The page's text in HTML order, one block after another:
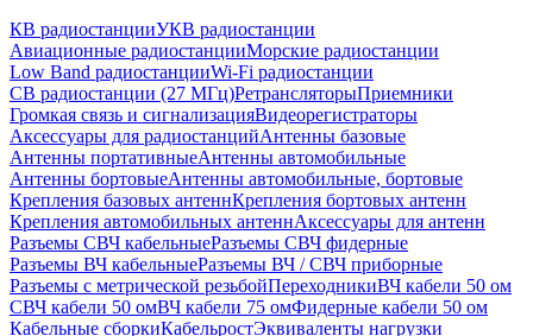
КВ радиостанцииУКВ радиостанции
Авиационные радиостанцииМорские радиостанции
Low Band радиостанцииWi-Fi радиостанции
CB радиостанции (27 МГц)РетрансляторыПриемники
Громкая связь и сигнализацияВидеорегистраторы
Аксессуары для радиостанцийАнтенны базовые
Антенны портативныеАнтенны автомобильные
Антенны бортовыеАнтенны автомобильные, бортовые
Крепления базовых антеннКрепления бортовых антенн
Крепления автомобильных антеннАксессуары для антенн
Разъемы СВЧ кабельныеРазъемы СВЧ фидерные
Разъемы ВЧ кабельныеРазъемы ВЧ / СВЧ приборные
Разъемы с метрической резьбойПереходникиВЧ кабели 50 ом
СВЧ кабели 50 омВЧ кабели 75 омФидерные кабели 50 ом
Кабельные сборкиКабельростЭквиваленты нагрузки